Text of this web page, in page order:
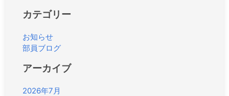
カテゴリー
お知らせ
部員ブログ
アーカイブ
2026年7月